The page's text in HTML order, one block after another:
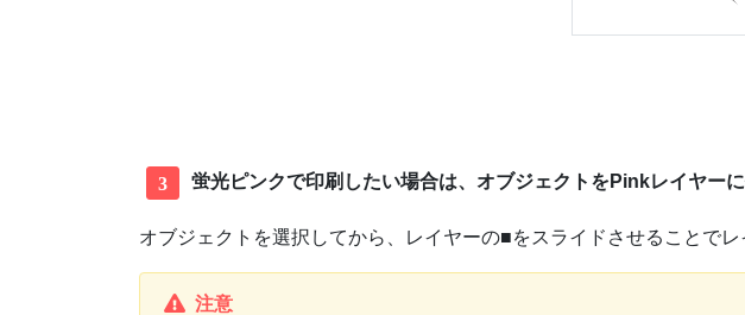
3 蛍光ピンクで印刷したい場合は、オブジェクトをPinkレイヤーに
オブジェクトを選択してから、レイヤーの■をスライドさせることでレ
注意